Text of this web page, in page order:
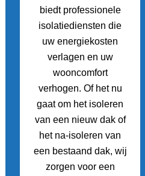
biedt professionele
isolatiediensten die
uw energiekosten
verlagen en uw
wooncomfort
verhogen. Of het nu
gaat om het isoleren
van een nieuw dak of
het na-isoleren van
een bestaand dak, wij
zorgen voor een